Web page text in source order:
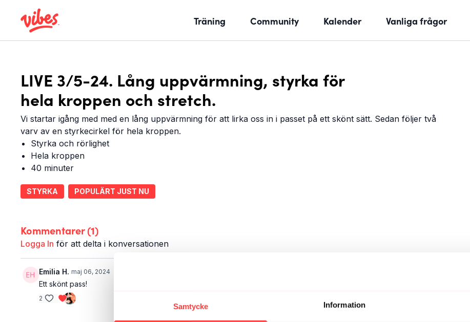
Samtycke Information
Träning Community Kalender Vanliga frågor
LIVE 3/5-24. Lång uppvärmning, styrka för
hela kroppen och stretch.
Vi startar igång med med en lång uppvärmning för att lirka oss in i passet på ett skönt sätt. Sedan följer två
varv av en styrkecirkel för hela kroppen.
Styrka och rörlighet
Hela kroppen
40 minuter
STYRKA POPULÄRT JUST NU
Kommentarer (1)
Logga In för att delta i konversationen
Emilia H. maj 06, 2024
Ett skönt pass!
2